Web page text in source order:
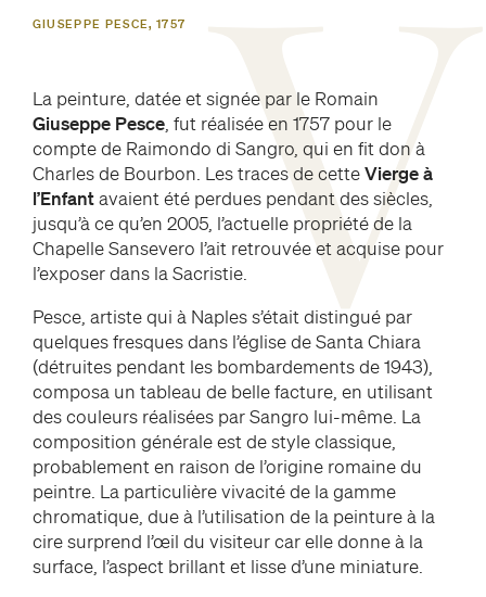
V
GIUSEPPE PESCE, 1757
La peinture, datée et signée par le Romain
Giuseppe Pesce, fut réalisée en 1757 pour le
compte de Raimondo di Sangro, qui en fit don à
Charles de Bourbon. Les traces de cetteVierge à
l’Enfantavaient été perdues pendant des siècles,
jusqu’à ce qu’en 2005, l’actuelle propriété de la
Chapelle Sansevero l’ait retrouvée et acquise pour
l’exposer dans la Sacristie.
Pesce, artiste qui à Naples s’était distingué par
quelques fresques dans l’église de Santa Chiara
(détruites pendant les bombardements de 1943),
composa un tableau de belle facture, en utilisant
des couleurs réalisées par Sangro lui-même. La
composition générale est de style classique,
probablement en raison de l’origine romaine du
peintre. La particulière vivacité de la gamme
chromatique, due à l’utilisation de la peinture à la
cire surprend l’œil du visiteur car elle donne à la
surface, l’aspect brillant et lisse d’une miniature.